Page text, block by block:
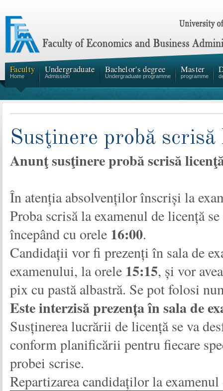
Faculty
Home
Undergraduate
Admission
Bachelor's degree
Undergraduate programme
Master
programme
Susţinere probă scrisă
Anunţ susţinere probă scrisă
În atenția absolvenților înscriși la
Proba scrisă la examenul de licență
începând cu orele 16:00.
Candidații vor fi prezenți în sala de
examenului, la orele 15:15, și vor
pix cu pastă albastră. Se pot folosi
Este interzisă prezența în sala de
Susținerea lucrării de licență se va
conform planificării pentru fiecare
probei scrise.
Repartizarea candidaților la